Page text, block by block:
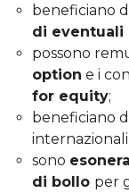
beneficiano
di eventuali
possono
option e i
for equity;
beneficiano
sono
di bollo per